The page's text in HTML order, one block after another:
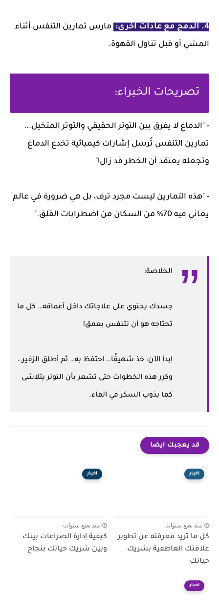
4. الدمج مع عادات أخرى:
مارس تمارين التنفس أثناء
المشي أو قبل تناول القهوة.
تصريحات الخبراء:
- "الدماغ لا يفرق بين التوتر الحقيقي والتوتر المتخيل...
تمارين التنفس تُرسل إشارات كيميائية تخدع الدماغ
وتجعله يعتقد أن الخطر قد زال!"
- "هذه التمارين ليست مجرد ترف، بل هي ضرورة في عالم
يعاني فيه 70% من السكان من اضطرابات القلق."
الخلاصة:
جسدك يحتوي على علاجاتك داخل أعماقه… كل ما
تحتاجه هو أن تتنفس بعمق!
ابدأ الآن: خذ شهيقًا… احتفظ به… ثم أطلق الزفير…
وكرر هذه الخطوات حتى تشعر بأن التوتر يتلاشى
كما يذوب السكر في الماء.
قد يعجبك ايضا
اخبار
منذ بضع سنوات
كل ما تريد معرفته عن تطوير
علاقتك العاطفية بشريك
حياتك
اخبار
منذ بضع سنوات
كيفية إدارة الصراعات بينك
وبين شريك حياتك بنجاح
اخبار